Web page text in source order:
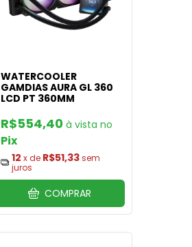
WATERCOOLER
GAMDIAS AURA GL 360
LCD PT 360MM
R$554,40
Pix
12 x de R$51,33sem
juros
COMPRAR